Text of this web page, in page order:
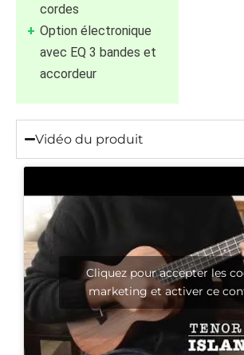
cordes
Option électronique
avec EQ 3 bandes et
accordeur
Vidéo du produit
Cliquez pour accepter les
marketing et activer ce